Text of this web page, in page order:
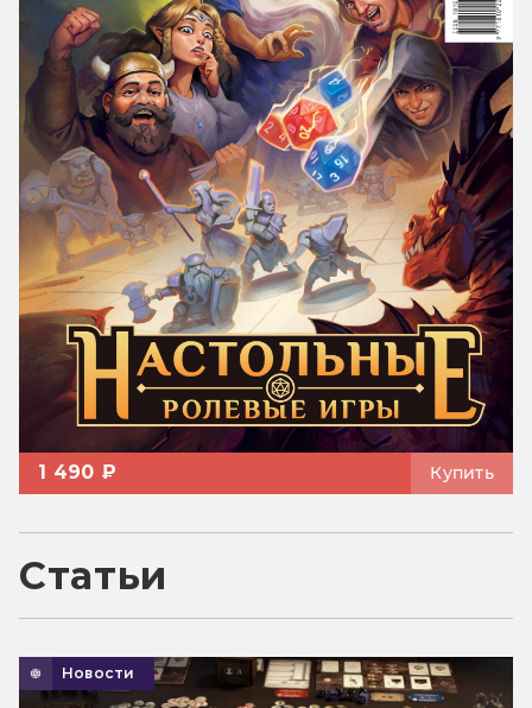
1 490 ₽ Купить
Статьи
Новости